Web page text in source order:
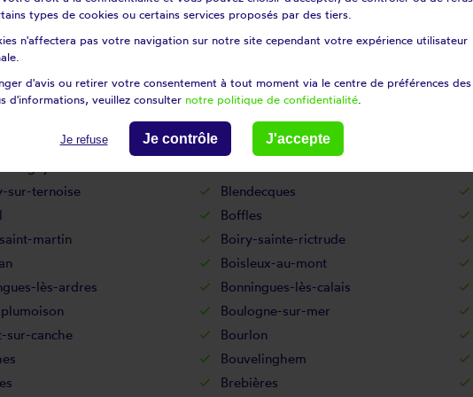
Bergueneuse
monchel Bermicourt
Beugny
Beuvry
lès-bapaume Bienvillers-au-bois
sur-ternoise Blendecques
Boffles
martin Boiry-sainte-rictrude
Boisleux-au-mont
lès-ardres Bonningues-lès-calais
Boulogne-sur-mer
sur-canche Bourlon
Bouvelinghem
Brebières
types de cookies ou certains services proposés par des tiers.
n'affectera pas votre navigation sur notre site cependant votre expérience utilisateur
d'avis ou retirer votre consentement à tout moment via le centre de préférences des
d'informations, veuillez consulter notre politique de confidentialité
Je refuse Je contrôle J'accepte